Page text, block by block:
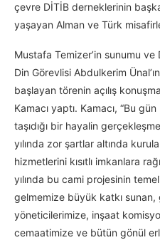
çevre DİTİB derneklerinin
yaşayan Alman ve Türk
Mustafa Temizer’in sunumu
Din Görevlisi Abdulkerim
başlayan törenin açılış
Kamacı yaptı. Kamacı, “Bu
taşıdığı bir hayalin
yılında zor şartlar altında
hizmetlerini kısıtlı imkanlara
yılında bu cami projesinin
gelmemize büyük katkı
yöneticilerimize, inşaat
cemaatimize ve bütün gönül